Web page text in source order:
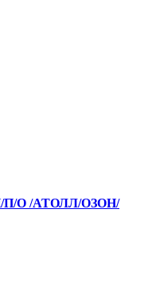
П/О /АТОЛЛ/ОЗОН/